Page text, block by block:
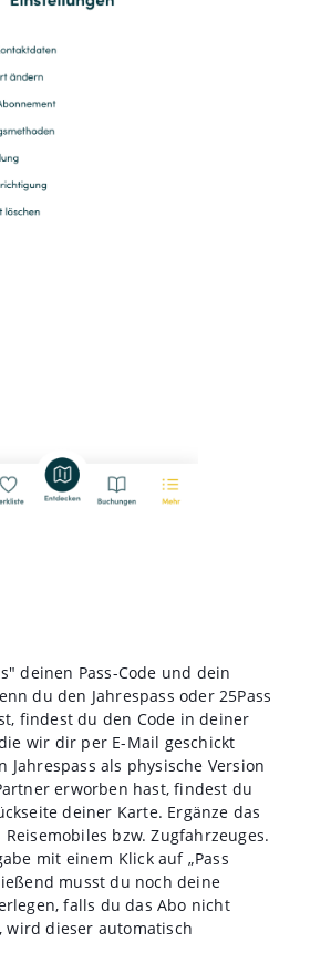
deinen Pass-Code und dein
du den Jahrespass oder 25Pass
findest du den Code in deiner
wir dir per E-Mail geschickt
Jahrespass als physische Version
erworben hast, findest du
deiner Karte. Ergänze das
bzw. Zugfahrzeuges.
mit einem Klick auf „Pass
musst du noch deine
falls du das Abo nicht
wird dieser automatisch